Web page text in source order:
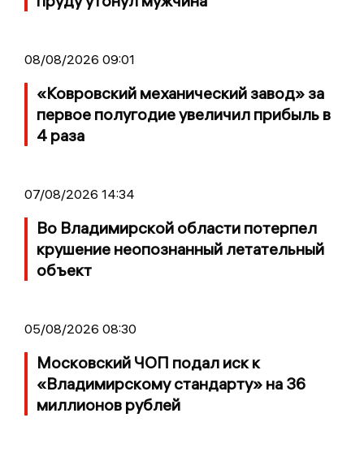
08/08/2026 09:01
«Ковровский механический завод» за
первое полугодие увеличил прибыль в
4 раза
07/08/2026 14:34
Во Владимирской области потерпел
крушение неопознанный летательный
объект
05/08/2026 08:30
Московский ЧОП подал иск к
«Владимирскому стандарту» на 36
миллионов рублей